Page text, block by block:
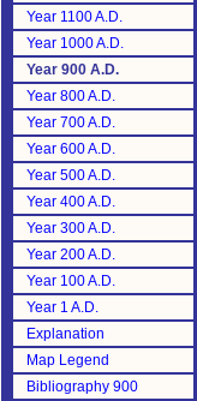
Year 1100 A.D.
Year 1000 A.D.
Year 900 A.D.
Year 800 A.D.
Year 700 A.D.
Year 600 A.D.
Year 500 A.D.
Year 400 A.D.
Year 300 A.D.
Year 200 A.D.
Year 100 A.D.
Year 1 A.D.
Explanation
Map Legend
Bibliography 900